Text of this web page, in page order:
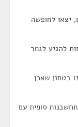
יצאו לחופשה
להגיע לגמר
בטחון שאכן
סופית עם